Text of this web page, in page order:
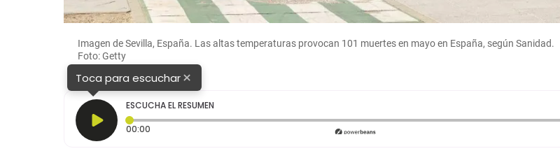
Imagen de Sevilla, España. Las altas temperaturas provocan 101 muertes en mayo en España, según Sanidad.
Foto: Getty
Toca para escuchar×
ESCUCHA EL RESUMEN
00:00